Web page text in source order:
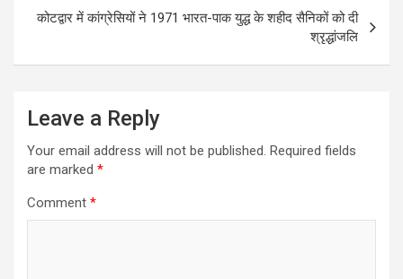
कोटद्वार में कांग्रेसियों ने 1971 भारत-पाक युद्ध के शहीद सैनिकों को दी
श्रृद्धांजलि
Leave a Reply
Your email address will not be published. Required fields
are marked *
Comment *